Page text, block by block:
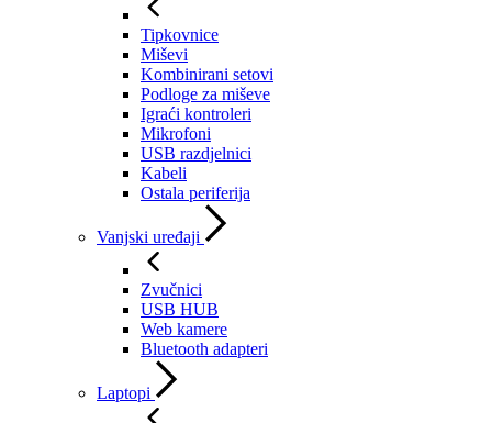
Tipkovnice
Miševi
Kombinirani setovi
Podloge za miševe
Igraći kontroleri
Mikrofoni
USB razdjelnici
Kabeli
Ostala periferija
Vanjski uređaji
Zvučnici
USB HUB
Web kamere
Bluetooth adapteri
Laptopi